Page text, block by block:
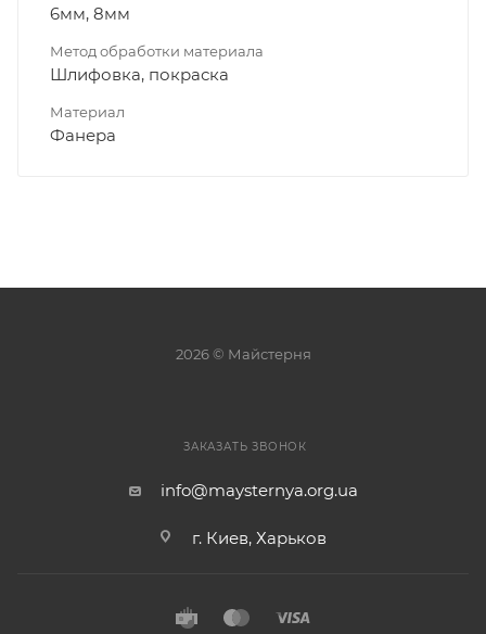
6мм, 8мм
Метод обработки материала
Шлифовка, покраска
Материал
Фанера
2026 © Майстерня
ЗАКАЗАТЬ ЗВОНОК
info@maysternya.org.ua
г. Киев, Харьков